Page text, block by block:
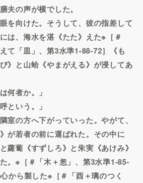
夫の声が横でした。
を向けた。そうして、彼の指差して
は、海水を湛《たた》えた※［＃
て「皿」、第3水準1-88-72］《も
》と山蛤《やまがえる》が浸してあ
何者か。」
という。」
室の方へ下がっていった。やがて、
が若者の前に運ばれた。その中に
蘿蔔《すずしろ》と朱実《あけみ》
。※［＃「木＋怱」、第3水準1-85-
から製した※［＃「酉＋璃のつく